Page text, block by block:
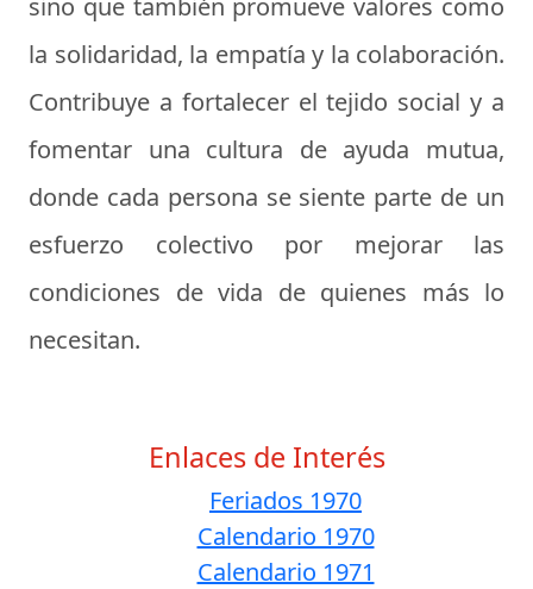
sino que también promueve valores como
la solidaridad, la empatía y la colaboración.
Contribuye a fortalecer el tejido social y a
fomentar una cultura de ayuda mutua,
donde cada persona se siente parte de un
esfuerzo colectivo por mejorar las
condiciones de vida de quienes más lo
necesitan.
Enlaces de Interés
Feriados 1970
Calendario 1970
Calendario 1971